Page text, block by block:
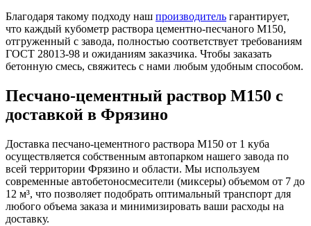
Благодаря такому подходу наш производитель гарантирует,
что каждый кубометр раствора цементно-песчаного М150,
отгруженный с завода, полностью соответствует требованиям
ГОСТ 28013-98 и ожиданиям заказчика. Чтобы заказать
бетонную смесь, свяжитесь с нами любым удобным способом.
Песчано-цементный раствор М150 с
доставкой в Фрязино
Доставка песчано-цементного раствора М150 от 1 куба
осуществляется собственным автопарком нашего завода по
всей территории Фрязино и области. Мы используем
современные автобетоносмесители (миксеры) объемом от 7 до
12 м³, что позволяет подобрать оптимальный транспорт для
любого объема заказа и минимизировать ваши расходы на
доставку.